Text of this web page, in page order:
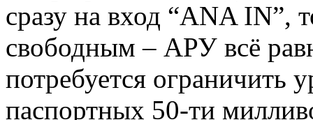
сразу на вход “ANA IN”,
свободным – АРУ всё
потребуется ограничить
паспортных 50-ти